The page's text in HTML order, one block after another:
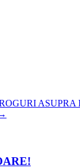
ASUPRA